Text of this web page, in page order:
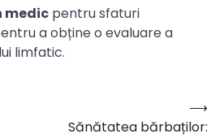
medic pentru sfaturi
a obține o evaluare a
limfatic.
Sănătatea bărbaților:
⟶